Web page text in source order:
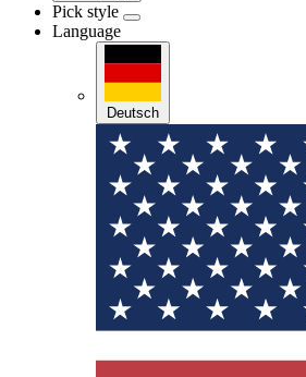
Pick style
Language
Deutsch